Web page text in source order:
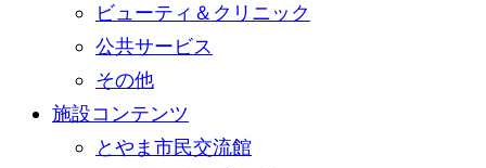
ビューティ＆クリニック
公共サービス
その他
施設コンテンツ
とやま市民交流館